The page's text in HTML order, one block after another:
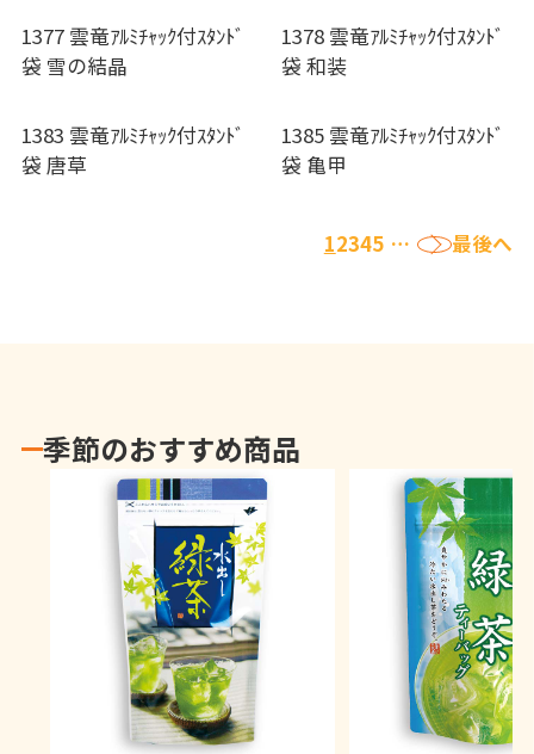
1377 雲竜ｱﾙﾐﾁｬｯｸ付ｽﾀﾝﾄﾞ
袋 雪の結晶
1378 雲竜ｱﾙﾐﾁｬｯｸ付ｽﾀﾝﾄﾞ
袋 和装
1383 雲竜ｱﾙﾐﾁｬｯｸ付ｽﾀﾝﾄﾞ
袋 唐草
1385 雲竜ｱﾙﾐﾁｬｯｸ付ｽﾀﾝﾄﾞ
袋 亀甲
12345 … › 最後へ
季節のおすすめ商品